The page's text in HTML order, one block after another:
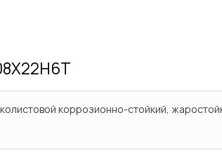
коррозионно-стойкий,